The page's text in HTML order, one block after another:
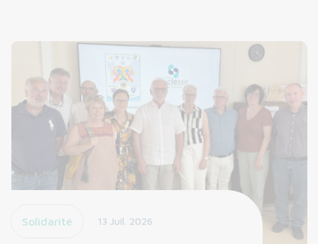
Solidarité 13 Juil. 2026